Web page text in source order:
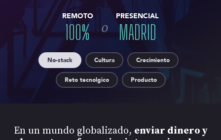
REMOTO
100% o
PRESENCIAL
MADRID
No-stack Cultura Crecimiento
Reto tecnolgico Producto
En un mundo globalizado, enviar dinero y